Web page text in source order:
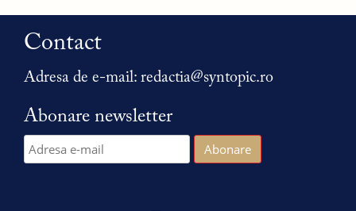
Contact
Adresa de e-mail: redactia@syntopic.ro
Abonare newsletter